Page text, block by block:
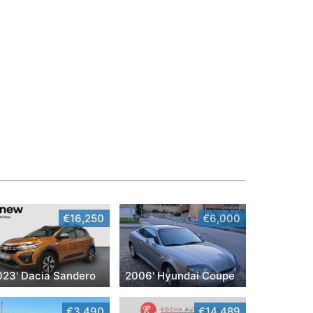
€16,250
Dacia Sandero
€6,000
2006' Hyundai Coupe